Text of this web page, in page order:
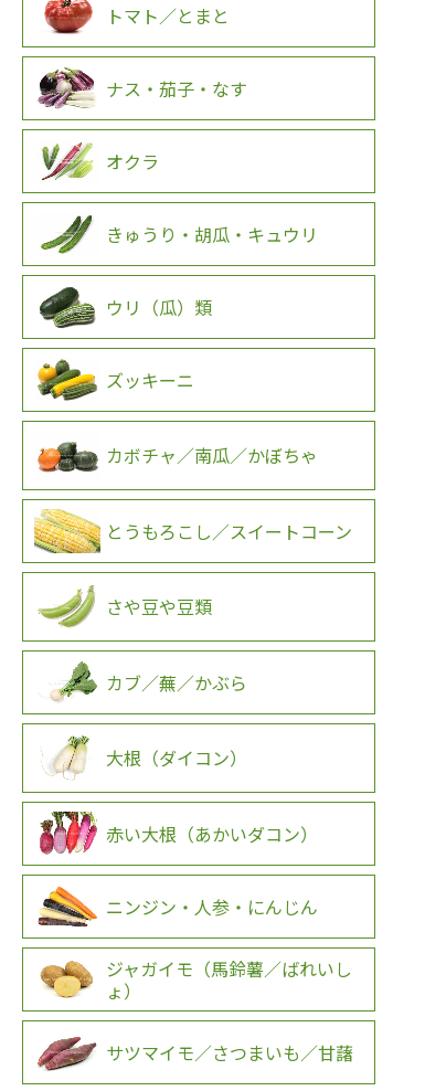
トマト／とまと
ナス・茄子・なす
オクラ
きゅうり・胡瓜・キュウリ
ウリ（瓜）類
ズッキーニ
カボチャ／南瓜／かぼちゃ
とうもろこし／スイートコーン
さや豆や豆類
カブ／蕪／かぶら
大根（ダイコン）
赤い大根（あかいダコン）
ニンジン・人参・にんじん
ジャガイモ（馬鈴薯／ばれいし
ょ）
サツマイモ／さつまいも／甘藷